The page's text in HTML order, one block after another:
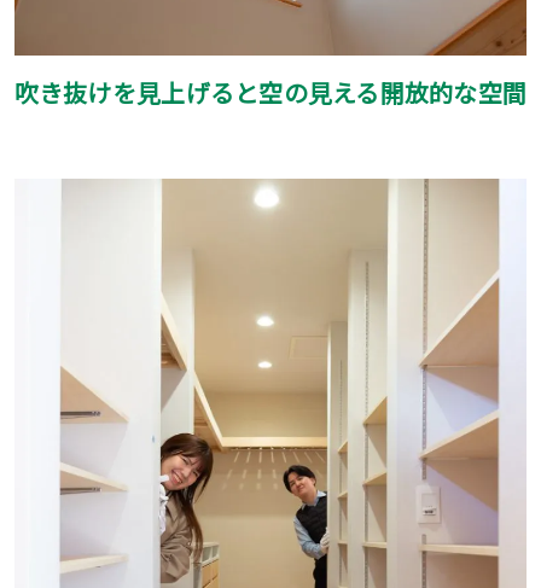
吹き抜けを見上げると空の見える開放的な空間